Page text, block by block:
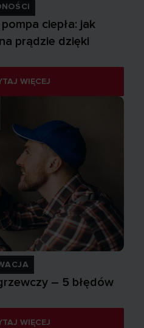
ciepła: jak
prądzie dzięki
WIĘCEJ
– 5 błędów
WIĘCEJ